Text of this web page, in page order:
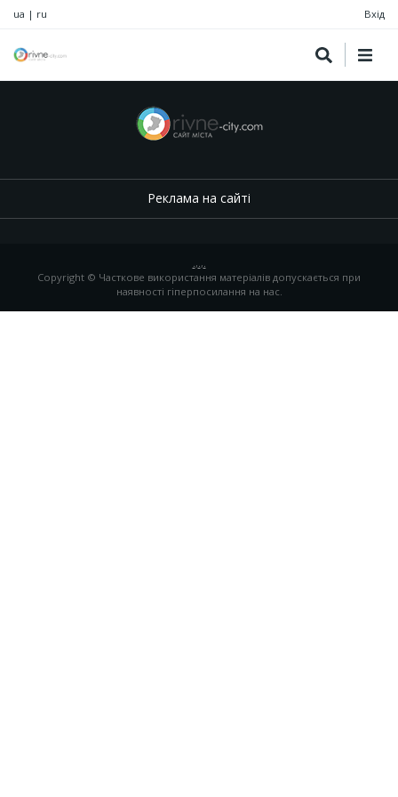
ua | ru Вхід
Реклама на сайті
.,.,.
Copyright © Часткове використання матеріалів допускається при
наявності гіперпосилання на нас.